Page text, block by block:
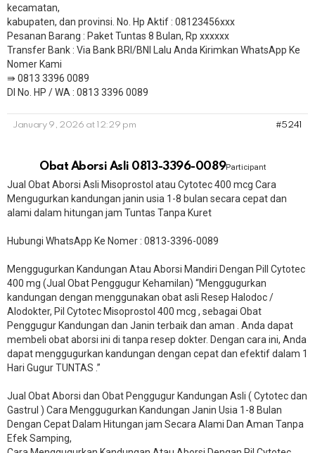
kecamatan,
kabupaten, dan provinsi. No. Hp Aktif : 08123456xxx
Pesanan Barang : Paket Tuntas 8 Bulan, Rp xxxxxx
​Transfer Bank : Via Bank BRI/BNI Lalu Anda Kirimkan WhatsApp Ke
Nomer Kami
⇛ 0813 3396 0089
DI No. HP / WA : 0813 3396 0089
January 9, 2026 at 12:29 pm #5241
Obat Aborsi Asli 0813-3396-0089Participant
Jual Obat Aborsi Asli Misoprostol atau Cytotec 400 mcg Cara
Mengugurkan kandungan janin usia 1-8 bulan secara cepat dan
alami dalam hitungan jam Tuntas Tanpa Kuret
Hubungi WhatsApp Ke Nomer : 0813-3396-0089​
Menggugurkan Kandungan Atau Aborsi Mandiri Dengan Pill Cytotec
400 mg (Jual Obat Penggugur Kehamilan) “Menggugurkan
kandungan dengan menggunakan obat asli Resep Halodoc /
Alodokter, Pil Cytotec Misoprostol 400 mcg , sebagai Obat
Penggugur Kandungan dan Janin terbaik dan aman . Anda dapat
membeli obat aborsi ini di tanpa resep dokter. Dengan cara ini, Anda
dapat menggugurkan kandungan dengan cepat dan efektif dalam 1
Hari Gugur TUNTAS .”
Jual Obat Aborsi dan Obat Penggugur Kandungan Asli ( Cytotec dan
Gastrul ) Cara Menggugurkan Kandungan Janin Usia 1-8 Bulan
Dengan Cepat Dalam Hitungan jam Secara Alami Dan Aman Tanpa
Efek Samping,